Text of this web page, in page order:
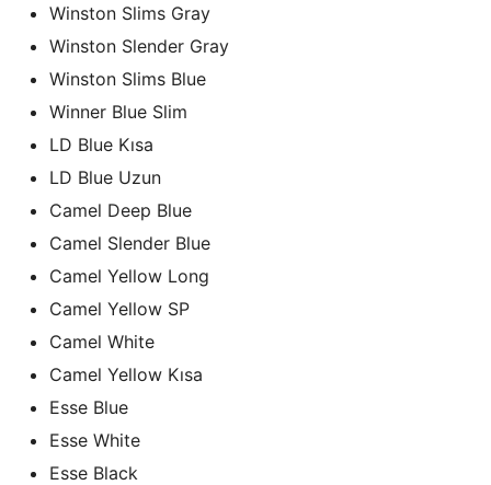
Winston Slims Gray
Winston Slender Gray
Winston Slims Blue
Winner Blue Slim
LD Blue Kısa
LD Blue Uzun
Camel Deep Blue
Camel Slender Blue
Camel Yellow Long
Camel Yellow SP
Camel White
Camel Yellow Kısa
Esse Blue
Esse White
Esse Black